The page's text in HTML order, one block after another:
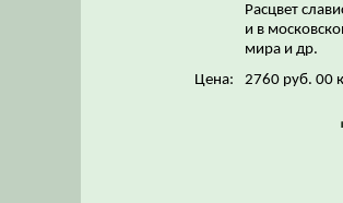
Расцвет
и в
мира и др.
Цена:
2760 руб. 00